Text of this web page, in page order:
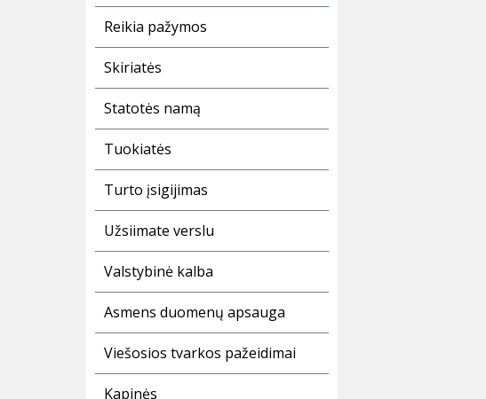
Reikia pažymos
Skiriatės
Statotės namą
Tuokiatės
Turto įsigijimas
Užsiimate verslu
Valstybinė kalba
Asmens duomenų apsauga
Viešosios tvarkos pažeidimai
Kapinės